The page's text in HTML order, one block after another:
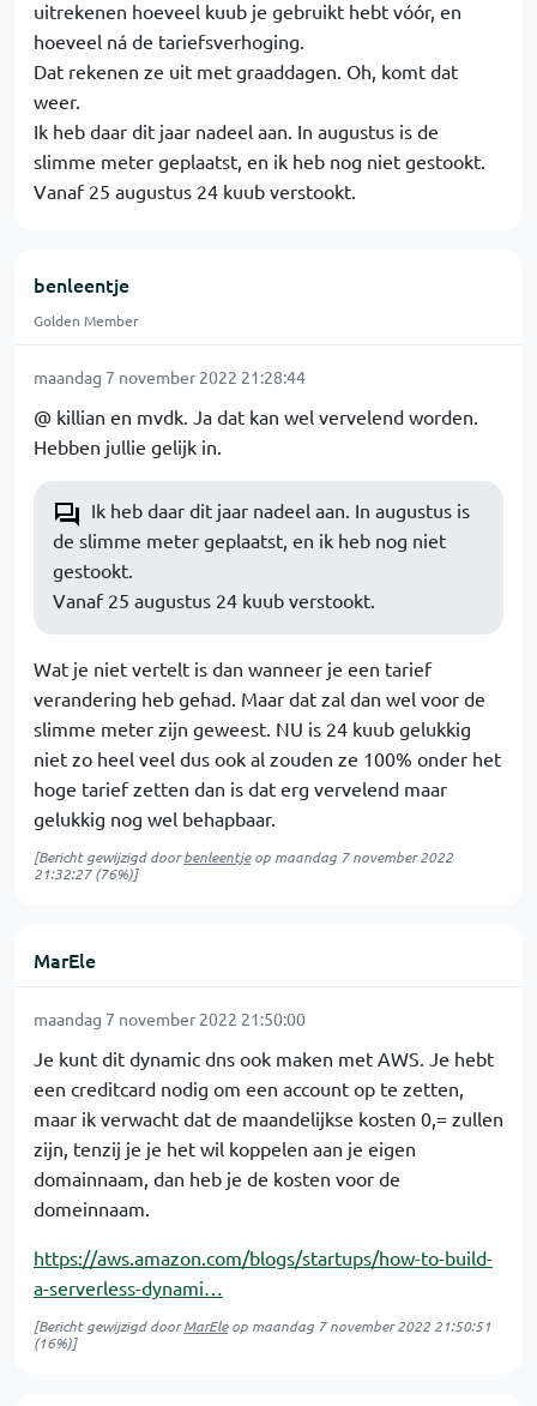
uitrekenen hoeveel kuub je gebruikt hebt vóór, en
hoeveel ná de tariefsverhoging.
Dat rekenen ze uit met graaddagen. Oh, komt dat
weer.
Ik heb daar dit jaar nadeel aan. In augustus is de
slimme meter geplaatst, en ik heb nog niet gestookt.
Vanaf 25 augustus 24 kuub verstookt.
benleentje
Golden Member
maandag 7 november 2022 21:28:44
@ killian en mvdk. Ja dat kan wel vervelend worden.
Hebben jullie gelijk in.
Ik heb daar dit jaar nadeel aan. In augustus is
de slimme meter geplaatst, en ik heb nog niet
gestookt.
Vanaf 25 augustus 24 kuub verstookt.
Wat je niet vertelt is dan wanneer je een tarief
verandering heb gehad. Maar dat zal dan wel voor de
slimme meter zijn geweest. NU is 24 kuub gelukkig
niet zo heel veel dus ook al zouden ze 100% onder het
hoge tarief zetten dan is dat erg vervelend maar
gelukkig nog wel behapbaar.
[Bericht gewijzigd doorbenleentjeop maandag 7 november 2022
21:32:27(76%)]
MarEle
maandag 7 november 2022 21:50:00
Je kunt dit dynamic dns ook maken met AWS. Je hebt
een creditcard nodig om een account op te zetten,
maar ik verwacht dat de maandelijkse kosten 0,= zullen
zijn, tenzij je je het wil koppelen aan je eigen
domainnaam, dan heb je de kosten voor de
domeinnaam.
https://aws.amazon.com/blogs/startups/how-to-build-
a-serverless-dynami…
[Bericht gewijzigd doorMarEleop maandag 7 november 2022 21:50:51
(16%)]